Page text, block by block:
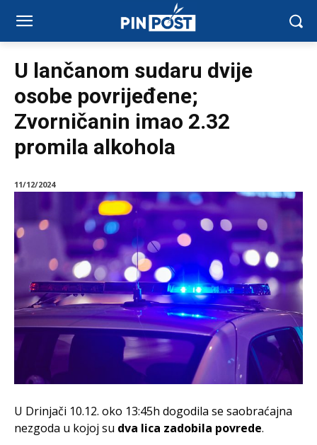
U lančanom sudaru dvije
osobe povrijeđene;
Zvorničanin imao 2.32
promila alkohola
11/12/2024
U Drinjači 10.12. oko 13:45h dogodila se saobraćajna
nezgoda u kojoj su dva lica zadobila povrede.